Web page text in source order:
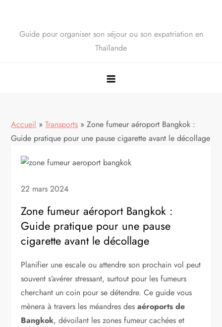
Guide pour organiser son séjour ou son expatriation en
Thaïlande
Accueil » Transports » Zone fumeur aéroport Bangkok :
Guide pratique pour une pause cigarette avant le décollage
22 mars 2024
Zone fumeur aéroport Bangkok :
Guide pratique pour une pause
cigarette avant le décollage
Planifier une escale ou attendre son prochain vol peut
souvent s’avérer stressant, surtout pour les fumeurs
cherchant un coin pour se détendre. Ce guide vous
mènera à travers les méandres desaéroports de
Bangkok, dévoilant les zones fumeur cachées et